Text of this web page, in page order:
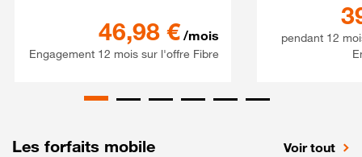
Série spéciale 120Go 5G
46,98 € /mois
Engagement 12 mois sur l'offre Fibre
pendant 12
Les forfaits mobile Voir tout